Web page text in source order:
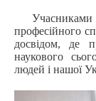
Учасниками
професійного
досвідом, де
наукового
людей і нашої